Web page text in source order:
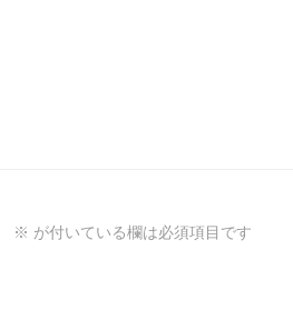
ビ
※ が付いている欄は必須項目です